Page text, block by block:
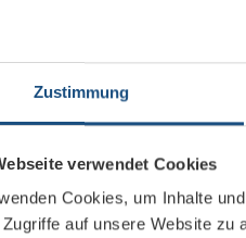
Zustimmung
verwendet Cookies
Cookies, um Inhalte
Zugriffe auf unsere Website zu